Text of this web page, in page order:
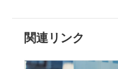
関連リンク